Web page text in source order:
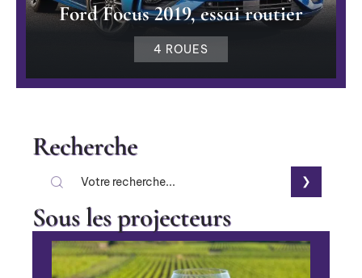
Ford Focus 2019, essai routier
4 ROUES
Recherche
Sous les projecteurs